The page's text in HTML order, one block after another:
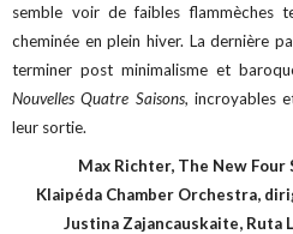
semble voir de faibles flammèches
cheminée en plein hiver. La dernière
terminer post minimalisme et
Nouvelles Quatre Saisons, incroyables
leur sortie.
Max Richter, The New Four
Klaipéda Chamber Orchestra,
Justina Zajancauskaite, Ruta